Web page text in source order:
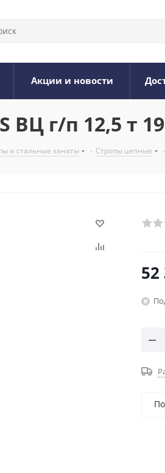
Акции и новости
ВЦ г/п 12,5 т
и стальные канаты - Стропы цепные -
52